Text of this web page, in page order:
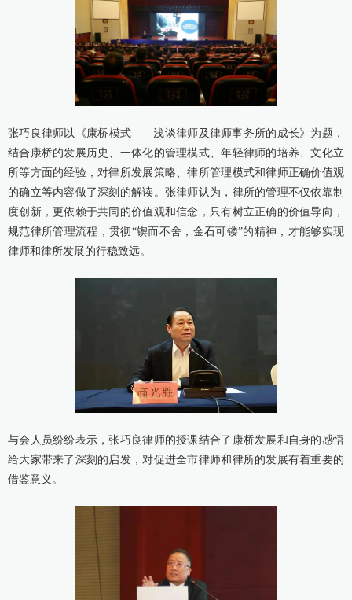
张巧良律师以《康桥模式——浅谈律师及律师事务所的成长》为题，
结合康桥的发展历史、一体化的管理模式、年轻律师的培养、文化立
所等方面的经验，对律所发展策略、律所管理模式和律师正确价值观
的确立等内容做了深刻的解读。张律师认为，律所的管理不仅依靠制
度创新，更依赖于共同的价值观和信念，只有树立正确的价值导向，
规范律所管理流程，贯彻“锲而不舍，金石可镂”的精神，才能够实现
律师和律所发展的行稳致远。
与会人员纷纷表示，张巧良律师的授课结合了康桥发展和自身的感悟
给大家带来了深刻的启发，对促进全市律师和律所的发展有着重要的
借鉴意义。